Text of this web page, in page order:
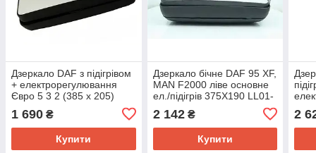
Дзеркало DAF з підігрівом
+ електрорегулювання
Євро 5 3 2 (385 x 205)
1 690 ₴
Купити
Дзеркало бічне DAF 95 XF,
MAN F2000 ліве основне
ел./підігрів 375X190 LL01-
2 142₴
Купити
2